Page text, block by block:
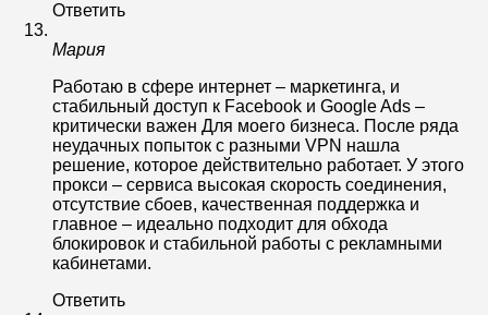
Ответить
Мария
Работаю в сфере интернет – маркетинга, и
стабильный доступ к Facebook и Google Ads –
критически важен Для моего бизнеса. После ряда
неудачных попыток с разными VPN нашла
решение, которое действительно работает. У этого
прокси – сервиса высокая скорость соединения,
отсутствие сбоев, качественная поддержка и
главное – идеально подходит для обхода
блокировок и стабильной работы с рекламными
кабинетами.
Ответить